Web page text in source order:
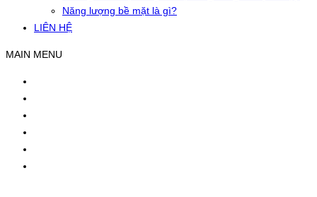
Năng lượng bề mặt là gì?
LIÊN HỆ
MAIN MENU